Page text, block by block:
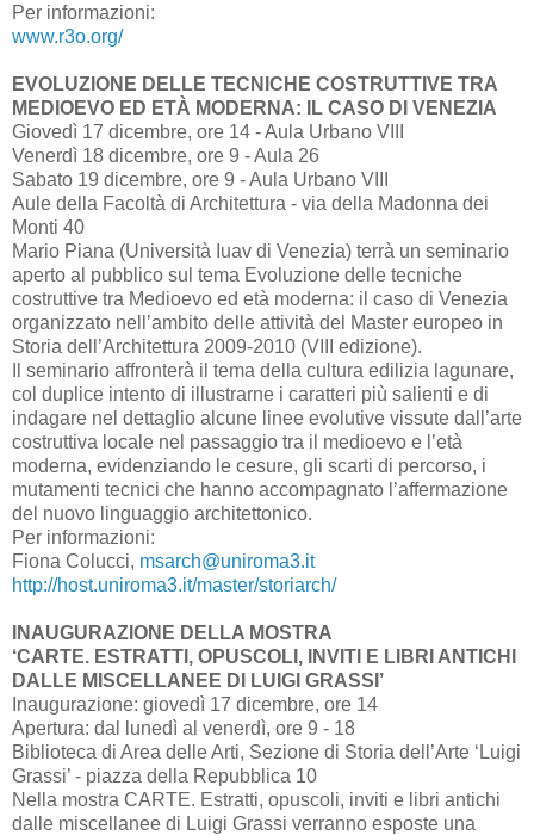
Per informazioni:
www.r3o.org/
EVOLUZIONE DELLE TECNICHE COSTRUTTIVE TRA
MEDIOEVO ED ETÀ MODERNA: IL CASO DI VENEZIA
Giovedì 17 dicembre, ore 14 - Aula Urbano VIII
Venerdì 18 dicembre, ore 9 - Aula 26
Sabato 19 dicembre, ore 9 - Aula Urbano VIII
Aule della Facoltà di Architettura - via della Madonna dei
Monti 40
Mario Piana (Università Iuav di Venezia) terrà un seminario
aperto al pubblico sul tema Evoluzione delle tecniche
costruttive tra Medioevo ed età moderna: il caso di Venezia
organizzato nell’ambito delle attività del Master europeo in
Storia dell’Architettura 2009-2010 (VIII edizione).
Il seminario affronterà il tema della cultura edilizia lagunare,
col duplice intento di illustrarne i caratteri più salienti e di
indagare nel dettaglio alcune linee evolutive vissute dall’arte
costruttiva locale nel passaggio tra il medioevo e l’età
moderna, evidenziando le cesure, gli scarti di percorso, i
mutamenti tecnici che hanno accompagnato l’affermazione
del nuovo linguaggio architettonico.
Per informazioni:
Fiona Colucci, msarch@uniroma3.it
http://host.uniroma3.it/master/storiarch/
INAUGURAZIONE DELLA MOSTRA
‘CARTE. ESTRATTI, OPUSCOLI, INVITI E LIBRI ANTICHI
DALLE MISCELLANEE DI LUIGI GRASSI’
Inaugurazione: giovedì 17 dicembre, ore 14
Apertura: dal lunedì al venerdì, ore 9 - 18
Biblioteca di Area delle Arti, Sezione di Storia dell’Arte ‘Luigi
Grassi’ - piazza della Repubblica 10
Nella mostra CARTE. Estratti, opuscoli, inviti e libri antichi
dalle miscellanee di Luigi Grassi verranno esposte una